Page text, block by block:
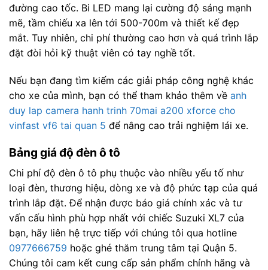
đường cao tốc. Bi LED mang lại cường độ sáng mạnh
mẽ, tầm chiếu xa lên tới 500-700m và thiết kế đẹp
mắt. Tuy nhiên, chi phí thường cao hơn và quá trình lắp
đặt đòi hỏi kỹ thuật viên có tay nghề tốt.
Nếu bạn đang tìm kiếm các giải pháp công nghệ khác
cho xe của mình, bạn có thể tham khảo thêm về anh
duy lap camera hanh trinh 70mai a200 xforce cho
vinfast vf6 tai quan 5 để nâng cao trải nghiệm lái xe.
Bảng giá độ đèn ô tô
Chi phí độ đèn ô tô phụ thuộc vào nhiều yếu tố như
loại đèn, thương hiệu, dòng xe và độ phức tạp của quá
trình lắp đặt. Để nhận được báo giá chính xác và tư
vấn cấu hình phù hợp nhất với chiếc Suzuki XL7 của
bạn, hãy liên hệ trực tiếp với chúng tôi qua hotline
0977666759 hoặc ghé thăm trung tâm tại Quận 5.
Chúng tôi cam kết cung cấp sản phẩm chính hãng và